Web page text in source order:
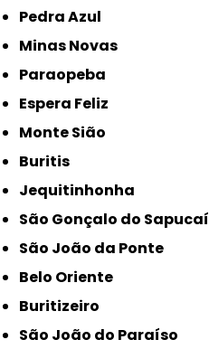
Pedra Azul
Minas Novas
Paraopeba
Espera Feliz
Monte Sião
Buritis
Jequitinhonha
São Gonçalo do Sapucaí
São João da Ponte
Belo Oriente
Buritizeiro
São João do Paraíso